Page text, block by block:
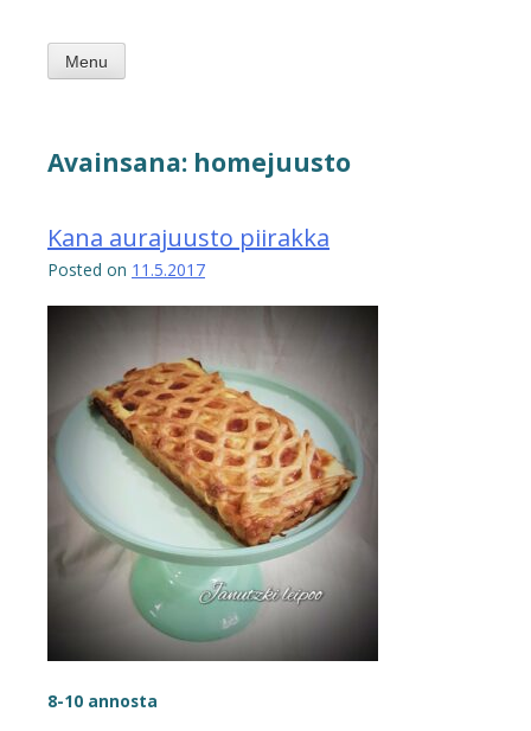
Menu
Avainsana: homejuusto
Kana aurajuusto piirakka
Posted on 11.5.2017
8-10 annosta